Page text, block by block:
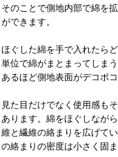
そのことで側地内部で綿を
ができます。
ほぐした綿を手で入れたら
単位で綿がまとまってしま
あるほど側地表面がデコボコ
見た目だけでなく使用感も
あります。綿をほぐしなが
維と繊維の絡まりを広げて
の絡まりの密度は小さく固ま